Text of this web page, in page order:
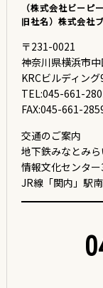
（株式会社ビーピー
旧社名）株式会社
〒231-0021
神奈川県横浜市
KRCビルディン
TEL:045-661-
FAX:045-661-
交通のご案内
地下鉄みなとみ
情報文化センタ
JR線「関内」駅